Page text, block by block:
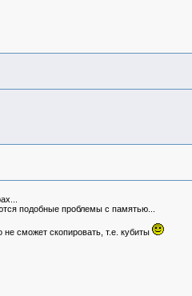
подобные проблемы с памятью...
сможет скопировать, т.е. кубиты